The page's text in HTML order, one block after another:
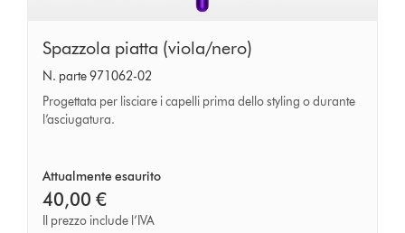
Spazzola
piatta
(viola/nero)
Spazzola piatta (viola/nero)
N. parte 971062-02
Progettata per lisciare i capelli prima dello styling o durante
l’asciugatura.
Attualmente esaurito
40,00 €
Il prezzo include l’IVA